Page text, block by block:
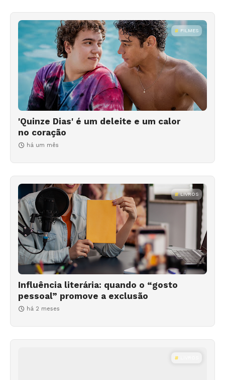
FILMES
'Quinze Dias' é um deleite e um calor
no coração
há um mês
LIVROS
Influência literária: quando o “gosto
pessoal” promove a exclusão
há 2 meses